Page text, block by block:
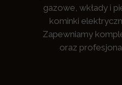
gazowe, wkłady i
kominki
Zapewniamy
oraz